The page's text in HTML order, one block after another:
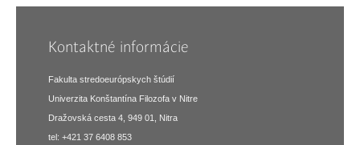
Kontaktné informácie
Fakulta stredoeurópskych štúdií
Univerzita Konštantína Filozofa v Nitre
Dražovská cesta 4, 949 01, Nitra
tel: +421 37 6408 853